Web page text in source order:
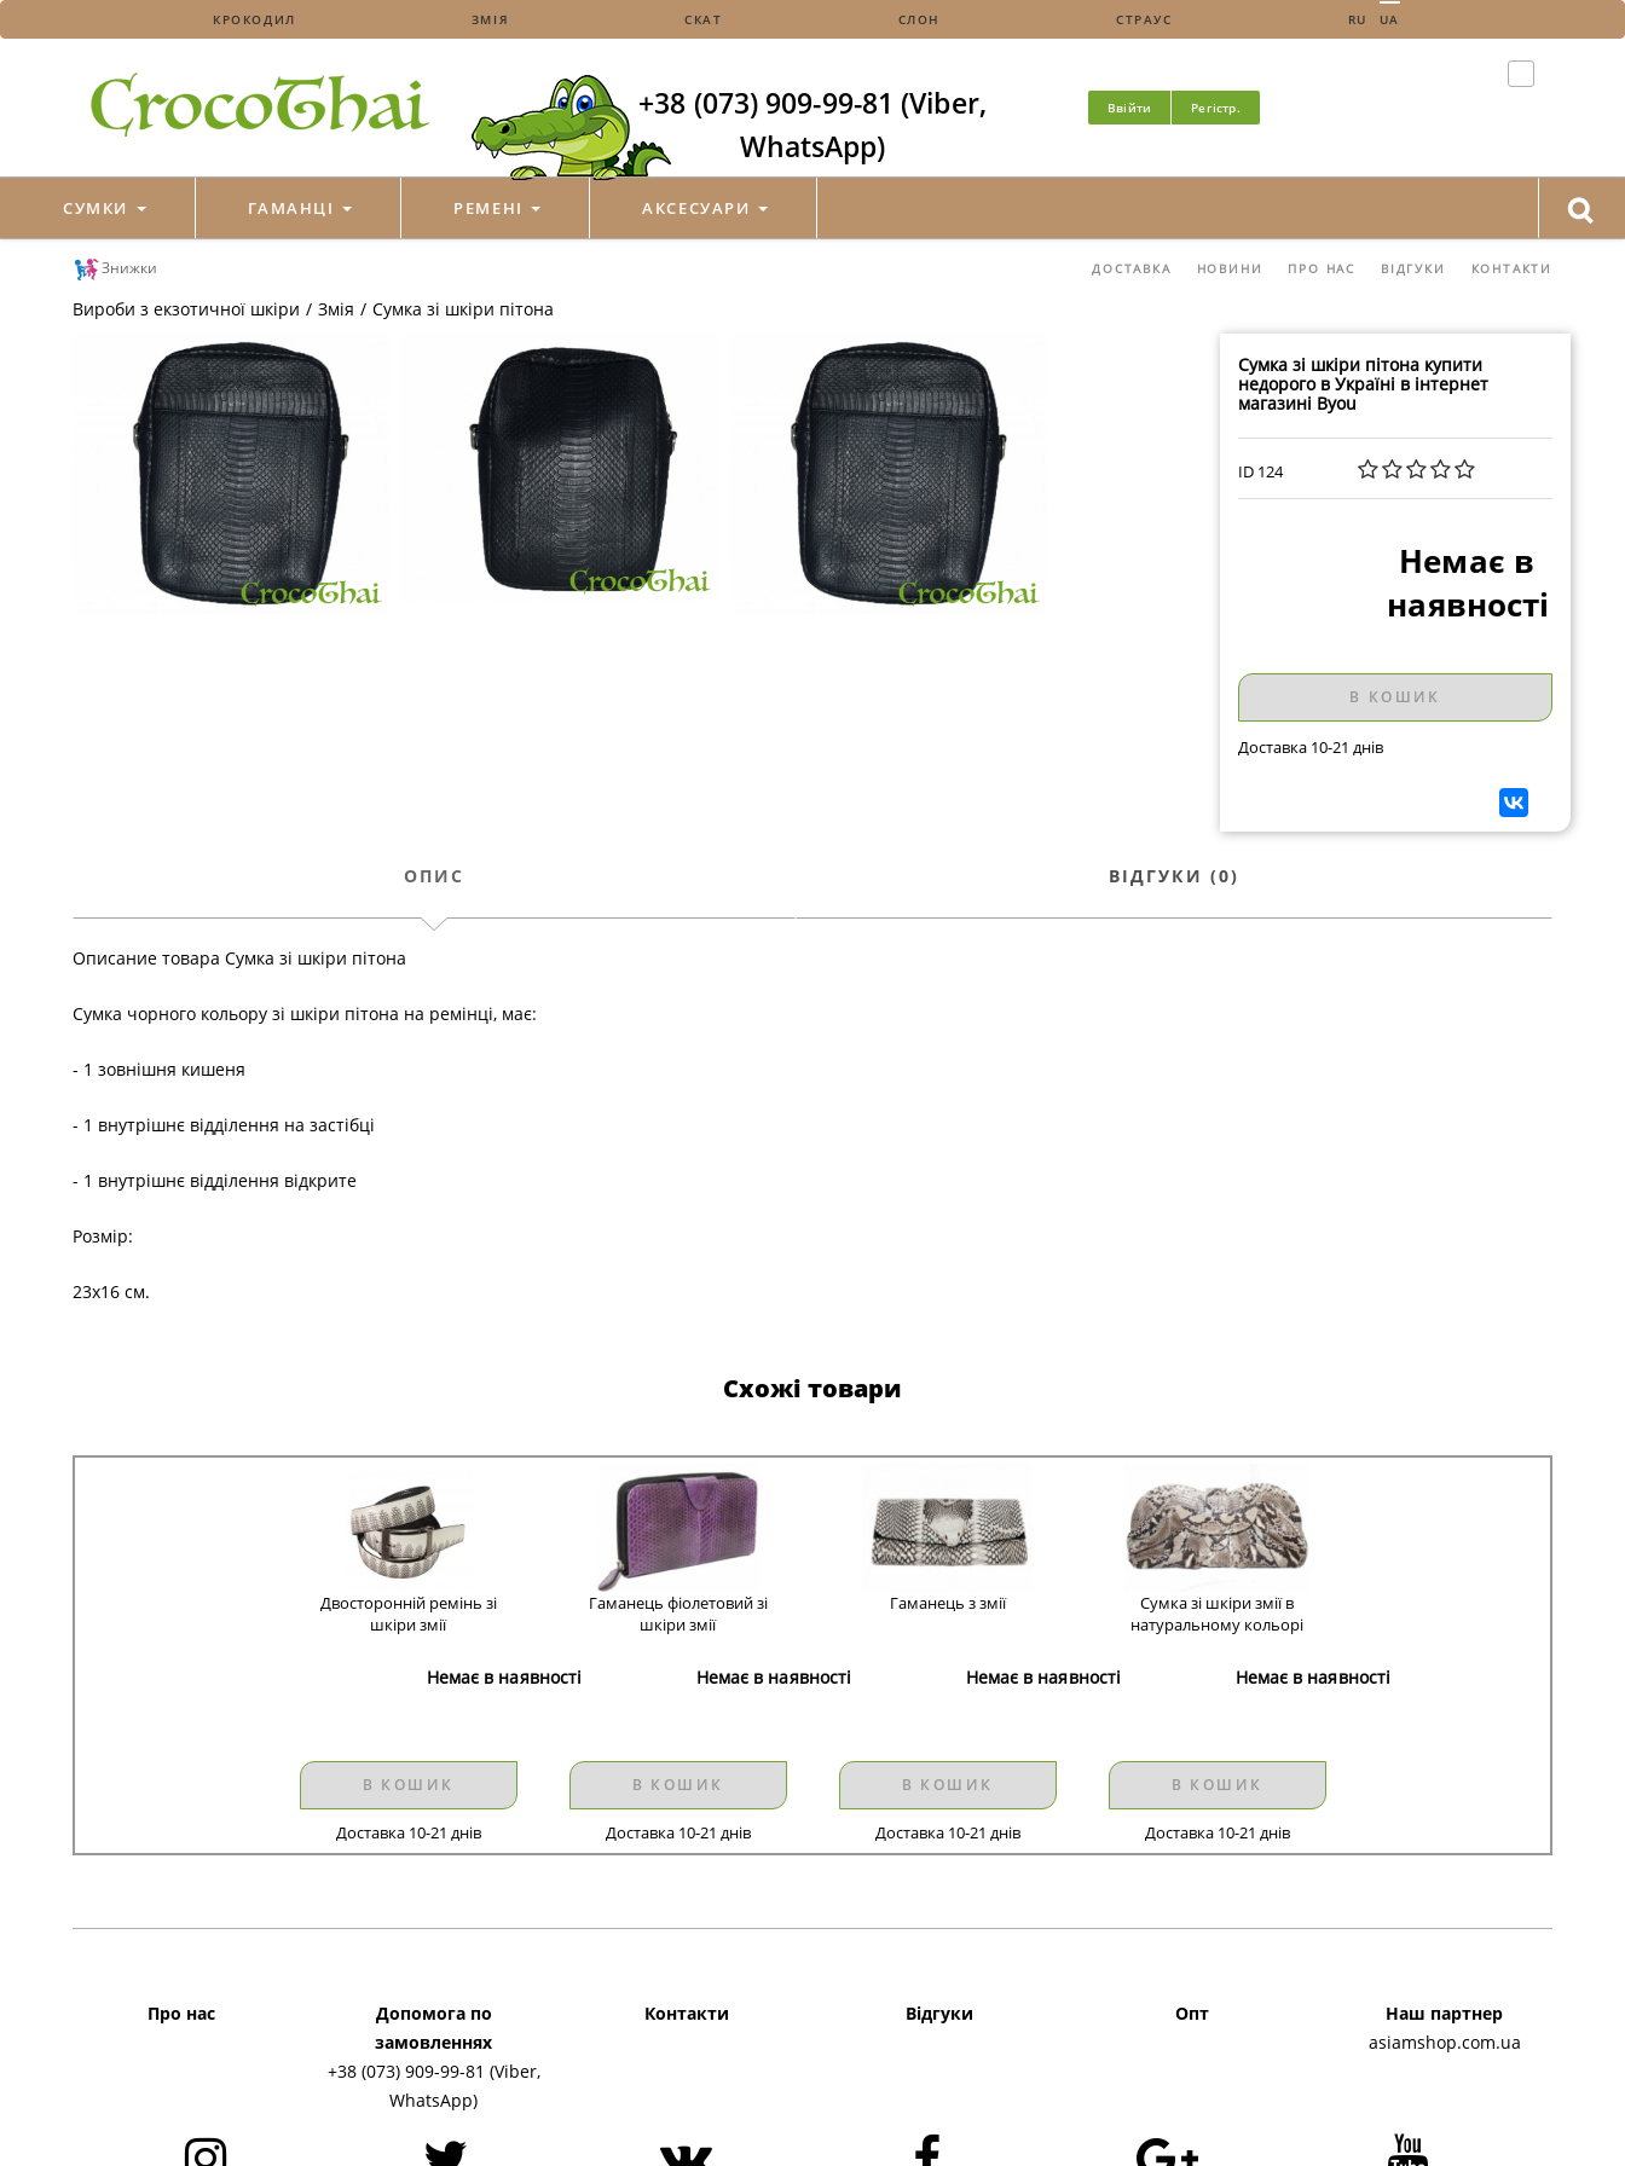
КРОКОДИЛ ЗМІЯ СКАТ СЛОН СТРАУС RU UA
+38 (073) 909-99-81 (Viber,
WhatsApp)
Ввійти Регістр.
СУМКИ ГАМАНЦІ РЕМЕНІ АКСЕСУАРИ
Знижки ДОСТАВКА НОВИНИ ПРО НАС ВІДГУКИ КОНТАКТИ
Вироби з екзотичної шкіри / Змія / Сумка зі шкіри пітона
Сумка зі шкіри пітона купити
недорого в Україні в інтернет
магазині Byou
ID 124
Немає в
наявності
В КОШИК
Доставка 10-21 днів
ОПИС ВІДГУКИ (0)
Описание товара Сумка зі шкіри пітона
Сумка чорного кольору зі шкіри пітона на ремінці, має:
- 1 зовнішня кишеня
- 1 внутрішнє відділення на застібці
- 1 внутрішнє відділення відкрите
Розмір:
23х16 см.
Схожі товари
Двосторонній ремінь зі
шкіри змії
Немає в наявності
В КОШИК
Доставка 10-21 днів
Гаманець фіолетовий зі
шкіри змії
Немає в наявності
В КОШИК
Доставка 10-21 днів
Гаманець з змії
Немає в наявності
В КОШИК
Доставка 10-21 днів
Сумка зі шкіри змії в
натуральному кольорі
Немає в наявності
В КОШИК
Доставка 10-21 днів
Про нас
Допомога по
замовленнях
+38 (073) 909-99-81 (Viber,
WhatsApp)
Контакти Відгуки Опт
Наш партнер
asiamshop.com.ua